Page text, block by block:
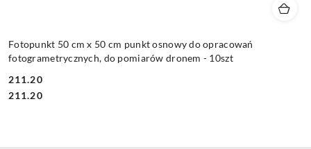
Fotopunkt 50 cm x 50 cm punkt osnowy do opracowań
fotogrametrycznych, do pomiarów dronem - 10szt
Cena:
211.20
Cena:
211.20